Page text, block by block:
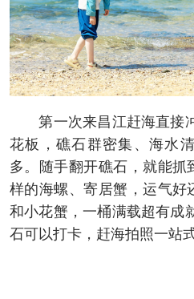
第一次来昌江赶海直接
花板，礁石群密集、海水
多。随手翻开礁石，就能抓
样的海螺、寄居蟹，运气好
和小花蟹，一桶满载超有成
石可以打卡，赶海拍照一站